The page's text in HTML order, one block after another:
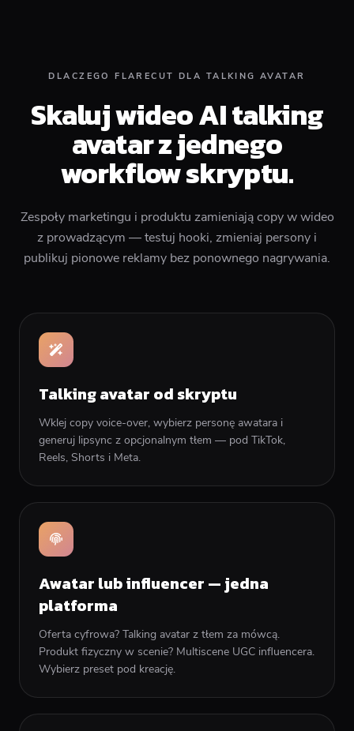
DLACZEGO FLARECUT DLA TALKING AVATAR
Skaluj wideo AI talking
avatar z jednego
workflow skryptu.
Zespoły marketingu i produktu zamieniają copy w wideo
z prowadzącym — testuj hooki, zmieniaj persony i
publikuj pionowe reklamy bez ponownego nagrywania.
Talking avatar od skryptu
Wklej copy voice-over, wybierz personę awatara i
generuj lipsync z opcjonalnym tłem — pod TikTok,
Reels, Shorts i Meta.
Awatar lub influencer — jedna
platforma
Oferta cyfrowa? Talking avatar z tłem za mówcą.
Produkt fizyczny w scenie? Multiscene UGC influencera.
Wybierz preset pod kreację.